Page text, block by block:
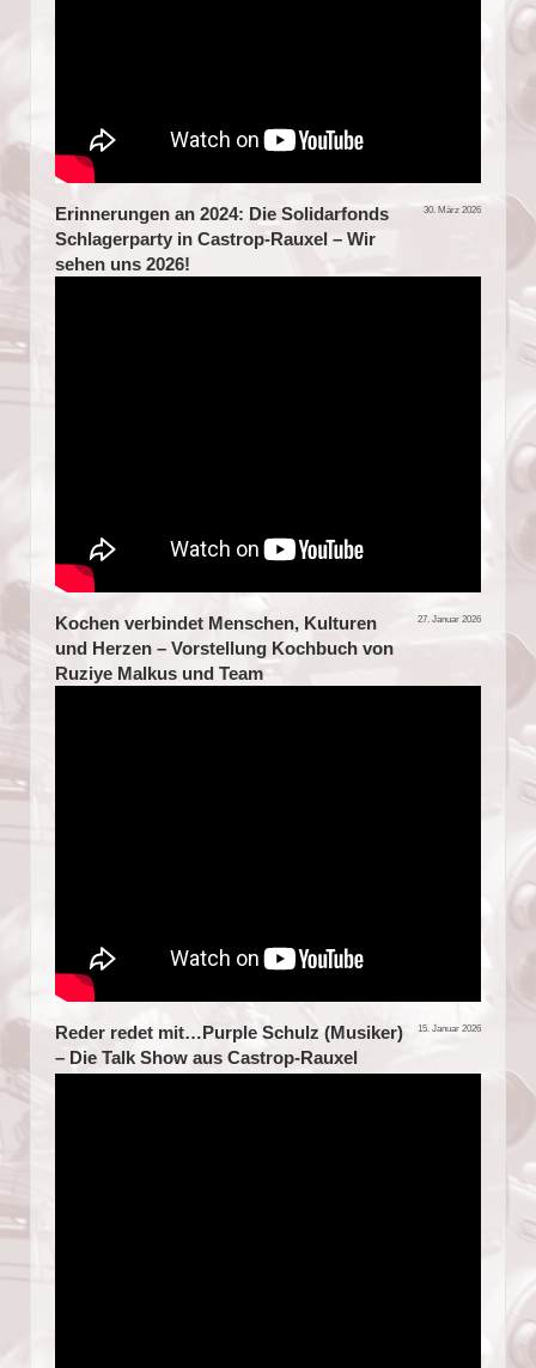
Erinnerungen an 2024: Die Solidarfonds
Schlagerparty in Castrop-Rauxel – Wir
sehen uns 2026!
30. März 2026
Kochen verbindet Menschen, Kulturen
und Herzen – Vorstellung Kochbuch von
Ruziye Malkus und Team
27. Januar 2026
Reder redet mit…Purple Schulz (Musiker)
– Die Talk Show aus Castrop-Rauxel
15. Januar 2026